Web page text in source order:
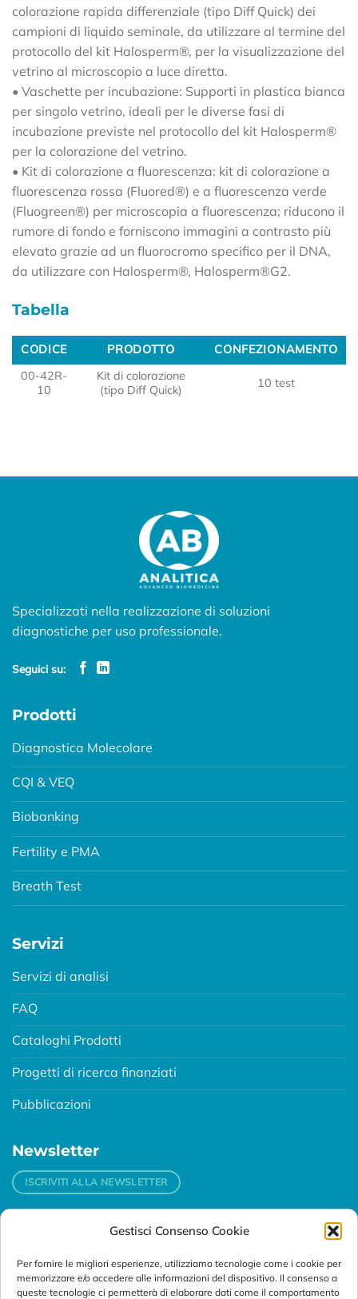
Gestisci Consenso Cookie
Per fornire le migliori esperienze, utilizziamo tecnologie come i cookie per
memorizzare e/o accedere alle informazioni del dispositivo. Il consenso a
queste tecnologie ci permetterà di elaborare dati come il comportamento
colorazione rapida differenziale (tipo Diff Quick) dei
campioni di liquido seminale, da utilizzare al termine del
protocollo del kit Halosperm®, per la visualizzazione del
vetrino al microscopio a luce diretta.
• Vaschette per incubazione: Supporti in plastica bianca
per singolo vetrino, ideali per le diverse fasi di
incubazione previste nel protocollo del kit Halosperm®
per la colorazione del vetrino.
• Kit di colorazione a fluorescenza: kit di colorazione a
fluorescenza rossa (Fluored®) e a fluorescenza verde
(Fluogreen®) per microscopia a fluorescenza; riducono il
rumore di fondo e forniscono immagini a contrasto più
elevato grazie ad un fluorocromo specifico per il DNA,
da utilizzare con Halosperm®, Halosperm®G2.
Tabella
CODICE PRODOTTO
CONFEZIONAMENTO
CODICE
PRODOTTO CONFEZIONAMENTO
00-42R-
10
Kit di colorazione
(tipo Diff Quick)
10 test
Specializzati nella realizzazione di soluzioni
diagnostiche per uso professionale.
Seguici su:
Prodotti
Diagnostica Molecolare
CQI & VEQ
Biobanking
Fertility e PMA
Breath Test
Servizi
Servizi di analisi
FAQ
Cataloghi Prodotti
Progetti di ricerca finanziati
Pubblicazioni
Newsletter
ISCRIVITI ALLA NEWSLETTER
Padova
Via Svizzera, 16 - 35127 Padova (Italy)